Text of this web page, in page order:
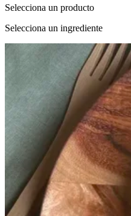
Selecciona un producto
Selecciona un ingrediente